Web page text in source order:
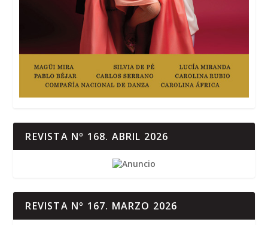
REVISTA Nº 168. ABRIL 2026
REVISTA Nº 167. MARZO 2026